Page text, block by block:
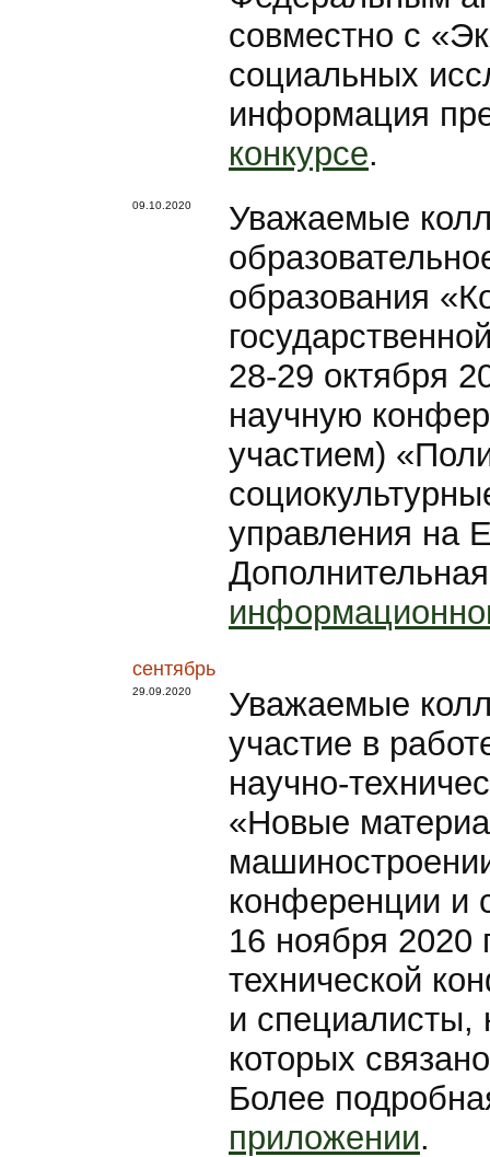
совместно с
социальных
информация
конкурсе.
09.10.2020
Уважаемые
образования
28-29 октября
научную
участием)
управления на
сентябрь
29.09.2020
Уважаемые
участие в
научно-
«Новые
конференции и
16 ноября 2020
технической
и специалисты,
которых
Более
приложении.